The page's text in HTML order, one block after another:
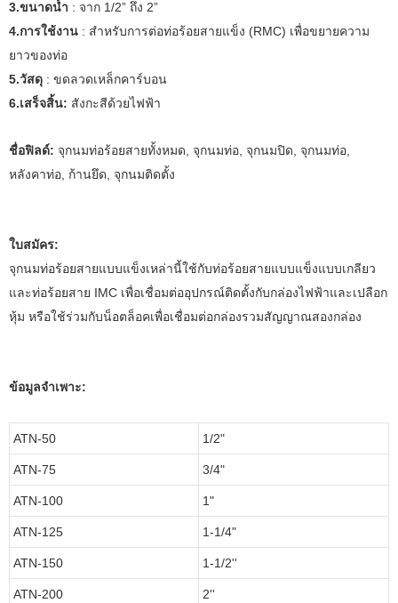
3.ขนาดน้ำ : จาก 1/2” ถึง 2”
4.การใช้งาน : สำหรับการต่อท่อร้อยสายแข็ง (RMC) เพื่อขยายความ
ยาวของท่อ
5.วัสดุ : ขดลวดเหล็กคาร์บอน
6.เสร็จสิ้น: สังกะสีด้วยไฟฟ้า
ชื่อฟิลด์: จุกนมท่อร้อยสายทั้งหมด, จุกนมท่อ, จุกนมปิด, จุกนมท่อ,
หลังคาท่อ, ก้านยึด, จุกนมติดตั้ง
ใบสมัคร:
จุกนมท่อร้อยสายแบบแข็งเหล่านี้ใช้กับท่อร้อยสายแบบแข็งแบบเกลียว
และท่อร้อยสาย IMC เพื่อเชื่อมต่ออุปกรณ์ติดตั้งกับกล่องไฟฟ้าและเปลือก
หุ้ม หรือใช้ร่วมกับน็อตล็อคเพื่อเชื่อมต่อกล่องรวมสัญญาณสองกล่อง
ข้อมูลจำเพาะ:
ATN-50 1/2"
ATN-75 3/4"
ATN-100 1"
ATN-125 1-1/4"
ATN-150 1-1/2''
ATN-200 2''